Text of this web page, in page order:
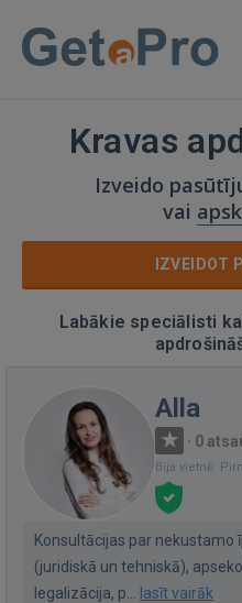
Kravas
Izveido
vai
IZVEIDOT
Labākie speciālisti
Alla
· 0
Bija vietnē:
Konsultācijas par nekustamo
(juridiskā un tehniskā),
legalizācija, p...
lasīt vairāk